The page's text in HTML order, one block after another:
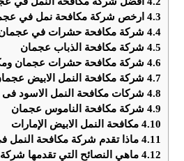
4.3 ارخص شركة مكافحة نمل في
4.4 شركة مكافحة حشرات في
4.5 شركة مكافحة الذباب عجمان
4.6 شركة مكافحة حشرات عجمان
4.7 شركة مكافحة النمل الابيض
4.8 شركات مكافحة النمل الاسود
4.9 شركة مكافحة الناموس عجمان
4.10 مكافحة النمل الابيض الإمارات
4.11 ماذا تقدم شركة مكافحة النمل
4.12 ماهي النصائح التي تقدمها